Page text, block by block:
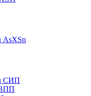
AsXSn
СИП